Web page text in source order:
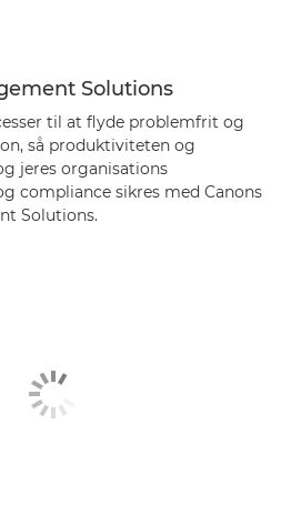
Solutions
til at flyde problemfrit og
så produktiviteten og
jeres organisations
compliance sikres med Canons
Solutions.